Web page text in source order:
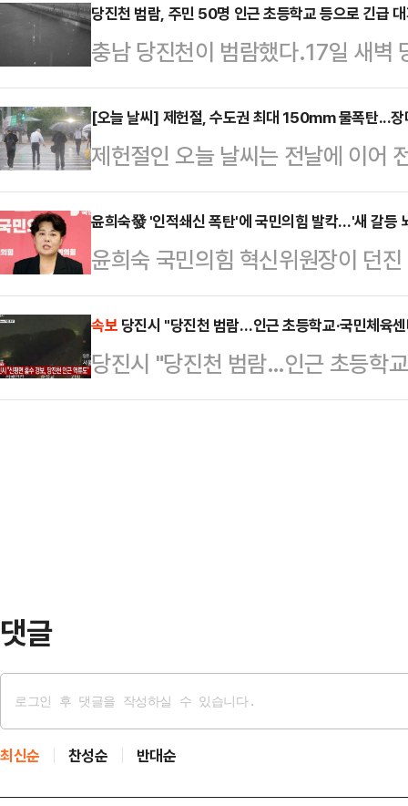
게 반발했다.16일 정치권에 따르면
이 전날 정부에만 부여된 정당 해산
헌법재판소법 개정안을 대표 발의
위헌정당 해산 결정 직후 해당 소속
는 헌재법 개정안을 준비 중인 것으
의원들의 의원직을 박탈한…
당진천 범람, 주민 50명 인근 초등학교 등으로 긴급
충남 당진천이 범람했다.17일 새벽
내렸다. 현재까지 당진 초등학교
알려졌다.밤 사이 충남 서산과 당
중호우가 쏟아졌다. 현재 충남 삽교
홍수 경보가 발령된 상태다. 홍수
아질 것으로 예상될 때 내려지며,
분 침수된다.금강홍수통제소는 주
곳에 머무는 등…
[오늘 날씨] 제헌절, 수도권 최대 150mm 물폭탄...
제헌절인 오늘 날씨는 전날에 이어
따라 돌풍과 천둥번개를 동반한 강
쪽으로 이동하는 저기압의 영향을
다"며 "대부분 지역에서 기온이 내
낮 최고 체감온도가 30도 내외로
은 서울·인천·경기 50∼150mm,
50∼100mm, 강원 동해안
제외), 울…
윤희숙發 '인적쇄신 폭탄'에 국민의힘 발칵…'새 갈등
윤희숙 국민의힘 혁신위원장이 던
찮다. 윤 위원장이 윤석열 전 대통
란 프레임을 넘어서기 위해 쇄신 대
을 가하면서다. 특히 쇄신 대상으로
에 나서는 등 윤 위원장과의 마찰을
속보 당진시 "당진천 범람…인근 초등학교·국민체육
당진시 "당진천 범람…인근 초등학
댓글
최신순 찬성순 반대순